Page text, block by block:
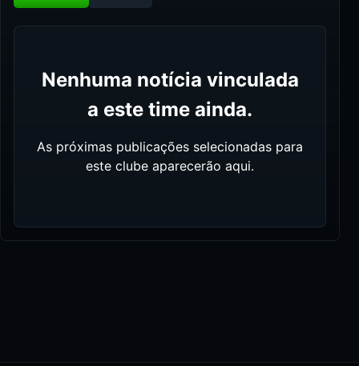
Nenhuma notícia vinculada
a este time ainda.
As próximas publicações selecionadas para
este clube aparecerão aqui.